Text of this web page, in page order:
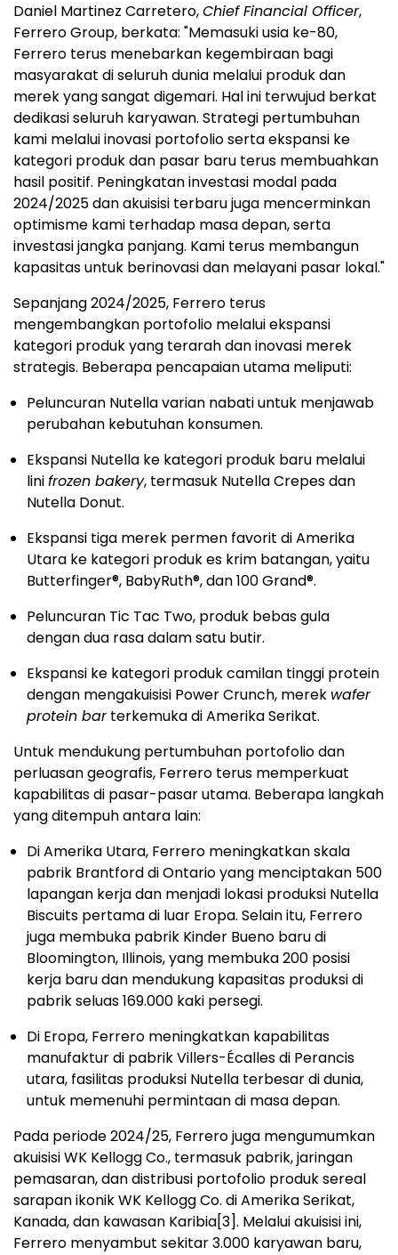
Daniel Martinez Carretero,Chief Financial Officer,
Ferrero Group, berkata: "Memasuki usia ke-80,
Ferrero terus menebarkan kegembiraan bagi
masyarakat di seluruh dunia melalui produk dan
merek yang sangat digemari. Hal ini terwujud berkat
dedikasi seluruh karyawan. Strategi pertumbuhan
kami melalui inovasi portofolio serta ekspansi ke
kategori produk dan pasar baru terus membuahkan
hasil positif. Peningkatan investasi modal pada
2024/2025 dan akuisisi terbaru juga mencerminkan
optimisme kami terhadap masa depan, serta
investasi jangka panjang. Kami terus membangun
kapasitas untuk berinovasi dan melayani pasar lokal."
Sepanjang 2024/2025, Ferrero terus
mengembangkan portofolio melalui ekspansi
kategori produk yang terarah dan inovasi merek
strategis. Beberapa pencapaian utama meliputi:
Peluncuran Nutella varian nabati untuk menjawab
perubahan kebutuhan konsumen.
Ekspansi Nutella ke kategori produk baru melalui
linifrozen bakery, termasuk Nutella Crepes dan
Nutella Donut.
Ekspansi tiga merek permen favorit di Amerika
Utara ke kategori produk es krim batangan, yaitu
Butterfinger®, BabyRuth®, dan 100 Grand®.
Peluncuran Tic Tac Two, produk bebas gula
dengan dua rasa dalam satu butir.
Ekspansi ke kategori produk camilan tinggi protein
dengan mengakuisisi Power Crunch, merek wafer
protein barterkemuka di Amerika Serikat.
Untuk mendukung pertumbuhan portofolio dan
perluasan geografis, Ferrero terus memperkuat
kapabilitas di pasar-pasar utama. Beberapa langkah
yang ditempuh antara lain:
Di Amerika Utara, Ferrero meningkatkan skala
pabrik Brantford di Ontario yang menciptakan 500
lapangan kerja dan menjadi lokasi produksi Nutella
Biscuits pertama di luar Eropa. Selain itu, Ferrero
juga membuka pabrik Kinder Bueno baru di
Bloomington, Illinois, yang membuka 200 posisi
kerja baru dan mendukung kapasitas produksi di
pabrik seluas 169.000 kaki persegi.
Di Eropa, Ferrero meningkatkan kapabilitas
manufaktur di pabrik Villers-Écalles di Perancis
utara, fasilitas produksi Nutella terbesar di dunia,
untuk memenuhi permintaan di masa depan.
Pada periode 2024/25, Ferrero juga mengumumkan
akuisisi WK Kellogg Co., termasuk pabrik, jaringan
pemasaran, dan distribusi portofolio produk sereal
sarapan ikonik WK Kellogg Co. di Amerika Serikat,
Kanada, dan kawasan Karibia[3]. Melalui akuisisi ini,
Ferrero menyambut sekitar 3.000 karyawan baru,